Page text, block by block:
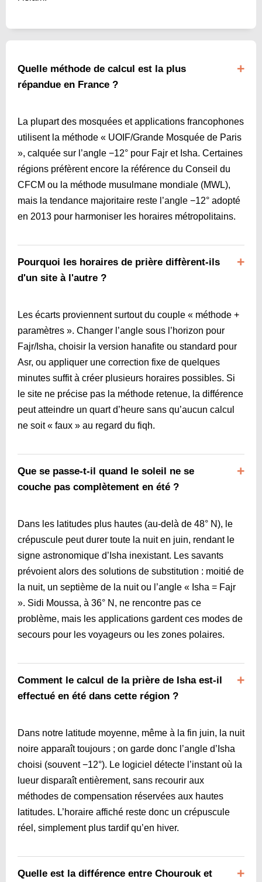
Quelle méthode de calcul est la plus
répandue en France ?
La plupart des mosquées et applications francophones
utilisent la méthode « UOIF/Grande Mosquée de Paris
», calquée sur l’angle −12° pour Fajr et Isha. Certaines
régions préfèrent encore la référence du Conseil du
CFCM ou la méthode musulmane mondiale (MWL),
mais la tendance majoritaire reste l’angle −12° adopté
en 2013 pour harmoniser les horaires métropolitains.
Pourquoi les horaires de prière diffèrent-ils
d'un site à l'autre ?
Les écarts proviennent surtout du couple « méthode +
paramètres ». Changer l’angle sous l’horizon pour
Fajr/Isha, choisir la version hanafite ou standard pour
Asr, ou appliquer une correction fixe de quelques
minutes suffit à créer plusieurs horaires possibles. Si
le site ne précise pas la méthode retenue, la différence
peut atteindre un quart d’heure sans qu’aucun calcul
ne soit « faux » au regard du fiqh.
Que se passe-t-il quand le soleil ne se
couche pas complètement en été ?
Dans les latitudes plus hautes (au-delà de 48° N), le
crépuscule peut durer toute la nuit en juin, rendant le
signe astronomique d’Isha inexistant. Les savants
prévoient alors des solutions de substitution : moitié de
la nuit, un septième de la nuit ou l’angle « Isha = Fajr
». Sidi Moussa, à 36° N, ne rencontre pas ce
problème, mais les applications gardent ces modes de
secours pour les voyageurs ou les zones polaires.
Comment le calcul de la prière de Isha est-il
effectué en été dans cette région ?
Dans notre latitude moyenne, même à la fin juin, la nuit
noire apparaît toujours ; on garde donc l’angle d’Isha
choisi (souvent −12°). Le logiciel détecte l’instant où la
lueur disparaît entièrement, sans recourir aux
méthodes de compensation réservées aux hautes
latitudes. L’horaire affiché reste donc un crépuscule
réel, simplement plus tardif qu’en hiver.
Quelle est la différence entre Chourouk et